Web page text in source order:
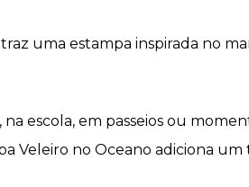
uma estampa inspirada no
escola, em passeios ou
Veleiro no Oceano adiciona